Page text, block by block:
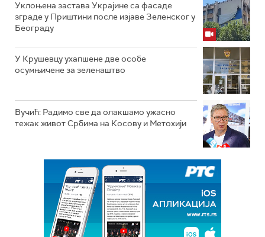
Уклоњена застава Украјине са фасаде
зграде у Приштини после изјаве Зеленског у
Београду
У Крушевцу ухапшене две особе
осумњичене за зеленаштво
Вучић: Радимо све да олакшамо ужасно
тежак живот Србима на Косову и Метохији